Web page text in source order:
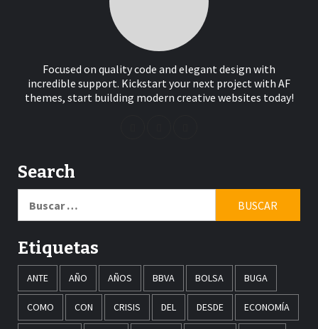
Focused on quality code and elegant design with
incredible support. Kickstart your next project with AF
themes, start building modern creative websites today!
Search
Etiquetas
ANTE AÑO AÑOS BBVA BOLSA BUGA
COMO CON CRISIS DEL DESDE ECONOMÍA